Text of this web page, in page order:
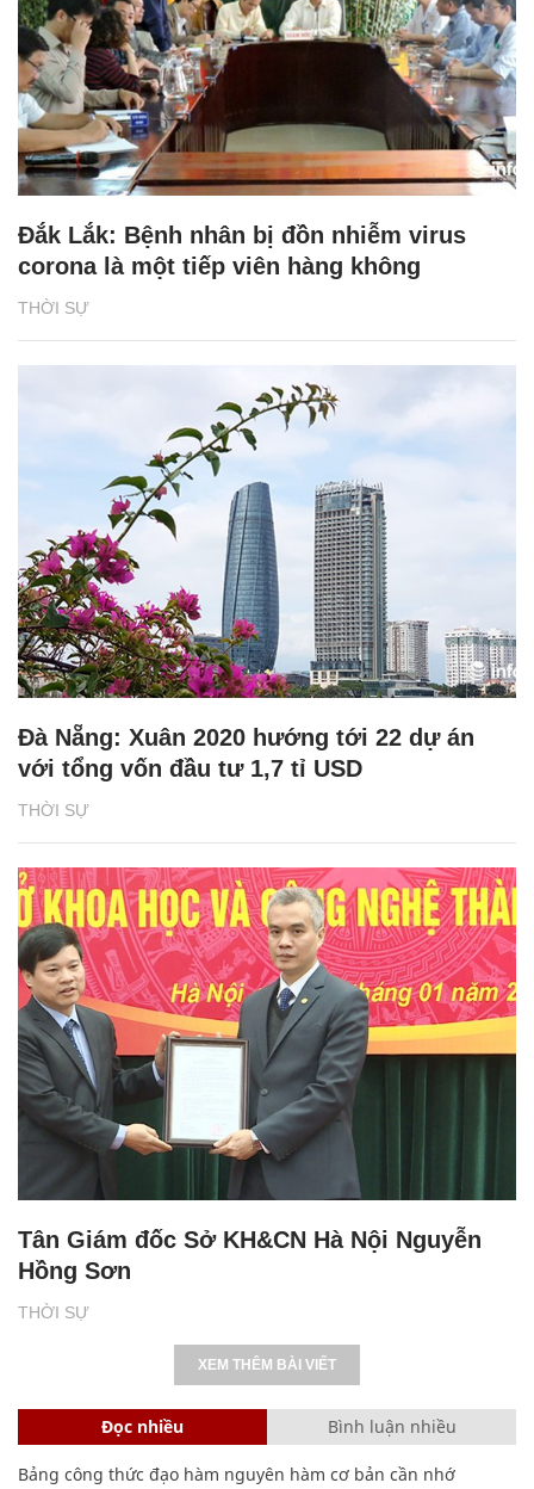
THỜI SỰ
Đắk Lắk: Bệnh nhân bị đồn nhiễm virus
corona là một tiếp viên hàng không
THỜI SỰ
Đà Nẵng: Xuân 2020 hướng tới 22 dự án
với tổng vốn đầu tư 1,7 tỉ USD
THỜI SỰ
Tân Giám đốc Sở KH&CN Hà Nội Nguyễn
Hồng Sơn
XEM THÊM BÀI VIẾT
Đọc nhiều Bình luận nhiều
Bảng công thức đạo hàm nguyên hàm cơ bản cần nhớ